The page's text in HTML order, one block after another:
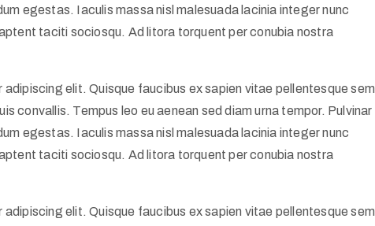
egestas. Iaculis massa nisl malesuada lacinia integer nunc
taciti sociosqu. Ad litora torquent per conubia nostra
elit. Quisque faucibus ex sapien vitae pellentesque sem
convallis. Tempus leo eu aenean sed diam urna tempor. Pulvinar
egestas. Iaculis massa nisl malesuada lacinia integer nunc
taciti sociosqu. Ad litora torquent per conubia nostra
elit. Quisque faucibus ex sapien vitae pellentesque sem